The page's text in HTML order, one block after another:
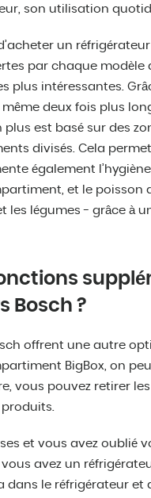
son utilisation
un
par chaque modèle
plus intéressantes.
deux fois plus
plus est basé sur des
divisés. Cela
également
et le poisson
les légumes - grâce à
Bosch ?
offrent une autre
BigBox, on
vous pouvez retirer
et vous avez oublié
avez un
dans le réfrigérateur et